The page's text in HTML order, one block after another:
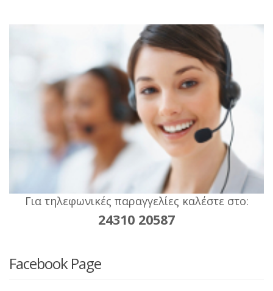
Για τηλεφωνικές παραγγελίες καλέστε στο:
24310 20587
Facebook Page